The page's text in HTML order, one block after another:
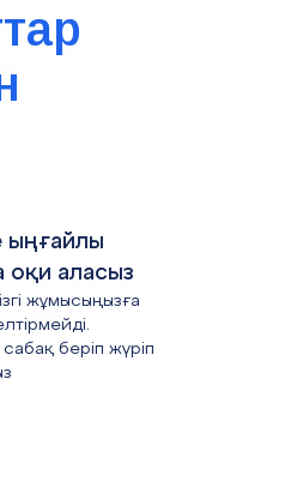
ыңғайлы
оқи аласыз
жұмысыңызға
беріп жүріп